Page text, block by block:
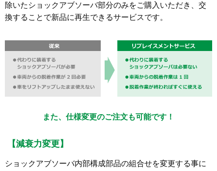
除いたショックアブソーバ部分のみをご購入いただき、交
換することで新品に再生できるサービスです。
また、仕様変更のご注文も可能です！
【減衰力変更】
ショックアブソーバ内部構成部品の組合せを変更する事に